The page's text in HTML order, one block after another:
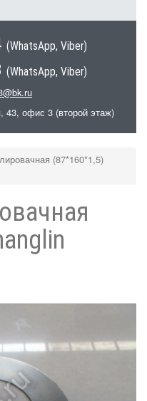
(WhatsApp, Viber)
(WhatsApp, Viber)
43, офис 3 (второй этаж)
(87*160*1,5)